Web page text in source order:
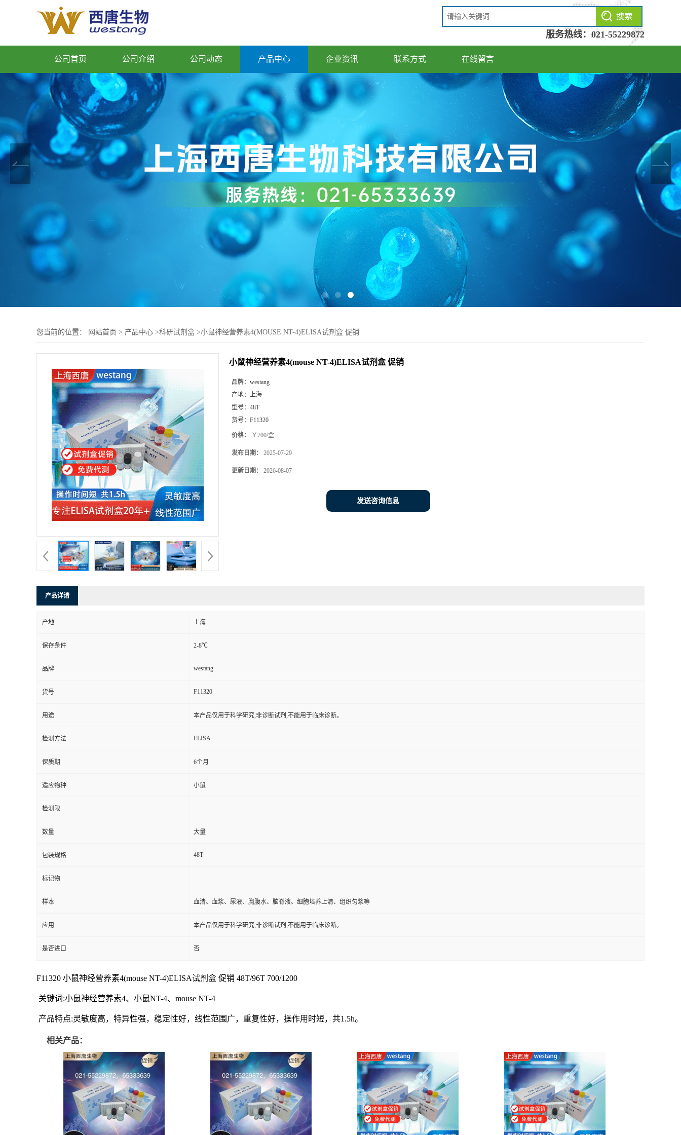
服务热线： 021-55229872
公司首页 公司介绍 公司动态 产品中心 企业资讯 联系方式 在线留言
您当前的位置： 网站首页 > 产品中心 >科研试剂盒 >小鼠神经营养素4(MOUSE NT-4)ELISA试剂盒 促销
小鼠神经营养素4(mouse NT-4)ELISA试剂盒 促销
品牌： westang
产地： 上海
型号： 48T
货号： F11320
价格： ￥700/盒
发布日期： 2025-07-29
更新日期： 2026-08-07
发送咨询信息
产品详请
产地 上海
保存条件 2-8℃
品牌 westang
货号 F11320
用途 本产品仅用于科学研究,非诊断试剂,不能用于临床诊断。
检测方法 ELISA
保质期 6个月
适应物种 小鼠
检测限
数量 大量
包装规格 48T
标记物
样本 血清、血浆、尿液、胸腹水、脑脊液、细胞培养上清、组织匀浆等
应用 本产品仅用于科学研究,非诊断试剂,不能用于临床诊断。
是否进口 否
F11320 小鼠神经营养素4(mouse NT-4)ELISA试剂盒 促销 48T/96T 700/1200
关键词:小鼠神经营养素4、小鼠NT-4、mouse NT-4
产品特点:灵敏度高，特异性强，稳定性好，线性范围广，重复性好，操作用时短，共1.5h。
相关产品：